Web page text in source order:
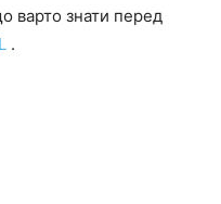
варто знати перед
.